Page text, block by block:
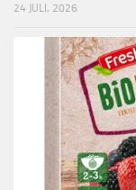
24 JULI, 2026